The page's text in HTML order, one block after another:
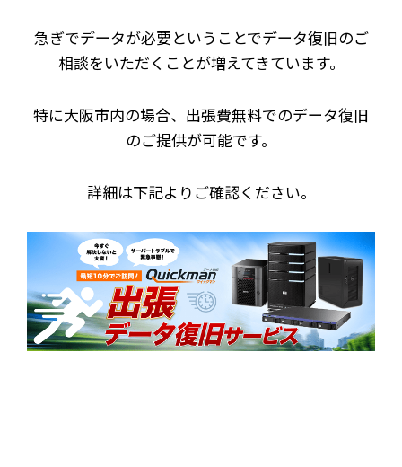
急ぎでデータが必要ということでデータ復旧のご
相談をいただくことが増えてきています。
特に大阪市内の場合、出張費無料でのデータ復旧
のご提供が可能です。
詳細は下記よりご確認ください。